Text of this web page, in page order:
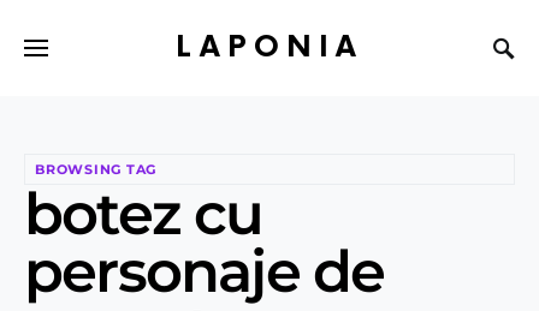
LAPONIA
BROWSING TAG
botez cu
personaje de